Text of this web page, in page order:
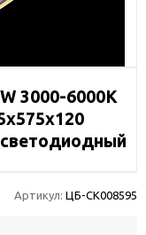
3000-6000К
Артикул: ЦБ-СК008595